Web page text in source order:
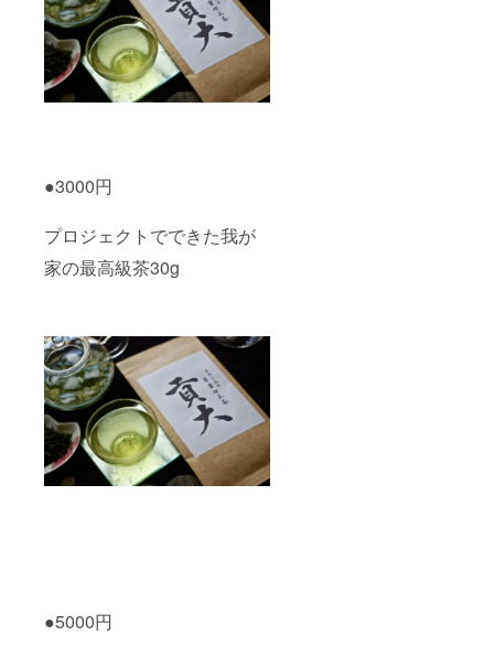
●3000円
プロジェクトでできた我が
家の最高級茶30g
●5000円